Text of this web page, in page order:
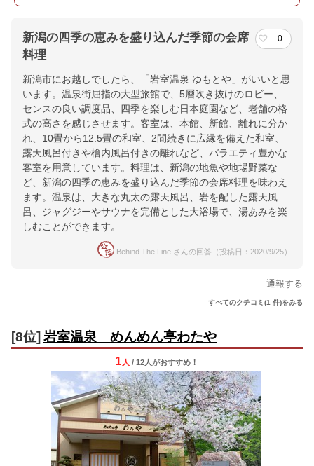
新潟の四季の恵みを盛り込んだ季節の会席
料理
0
新潟市にお越しでしたら、「岩室温泉 ゆもとや」がいいと思
います。温泉街屈指の大型旅館で、5層吹き抜けのロビー、
センスの良い調度品、四季を楽しむ日本庭園など、老舗の格
式の高さを感じさせます。客室は、本館、新館、離れに分か
れ、10畳から12.5畳の和室、2間続きに広縁を備えた和室、
露天風呂付きや檜内風呂付きの離れなど、バラエティ豊かな
客室を用意しています。料理は、新潟の地魚や地場野菜な
ど、新潟の四季の恵みを盛り込んだ季節の会席料理を味わえ
ます。温泉は、大きな丸太の露天風呂、岩を配した露天風
呂、ジャグジーやサウナを完備とした大浴場で、湯あみを楽
しむことができます。
Behind The Line さんの回答（投稿日：2020/9/25）
通報する
すべてのクチコミ(1 件)をみる
[8位] 岩室温泉 めんめん亭わたや
1 人 / 12人がおすすめ！